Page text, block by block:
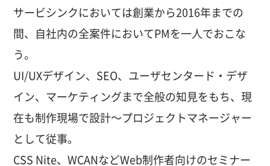
サービシンクにおいては創業から2016年までの
間、自社内の全案件においてPMを一人でおこな
う。
UI/UXデザイン、SEO、ユーザセンタード・デザ
イン、マーケティングまで全般の知見をもち、現
在も制作現場で設計〜プロジェクトマネージャー
として従事。
CSS Nite、WCANなどWeb制作者向けのセミナー